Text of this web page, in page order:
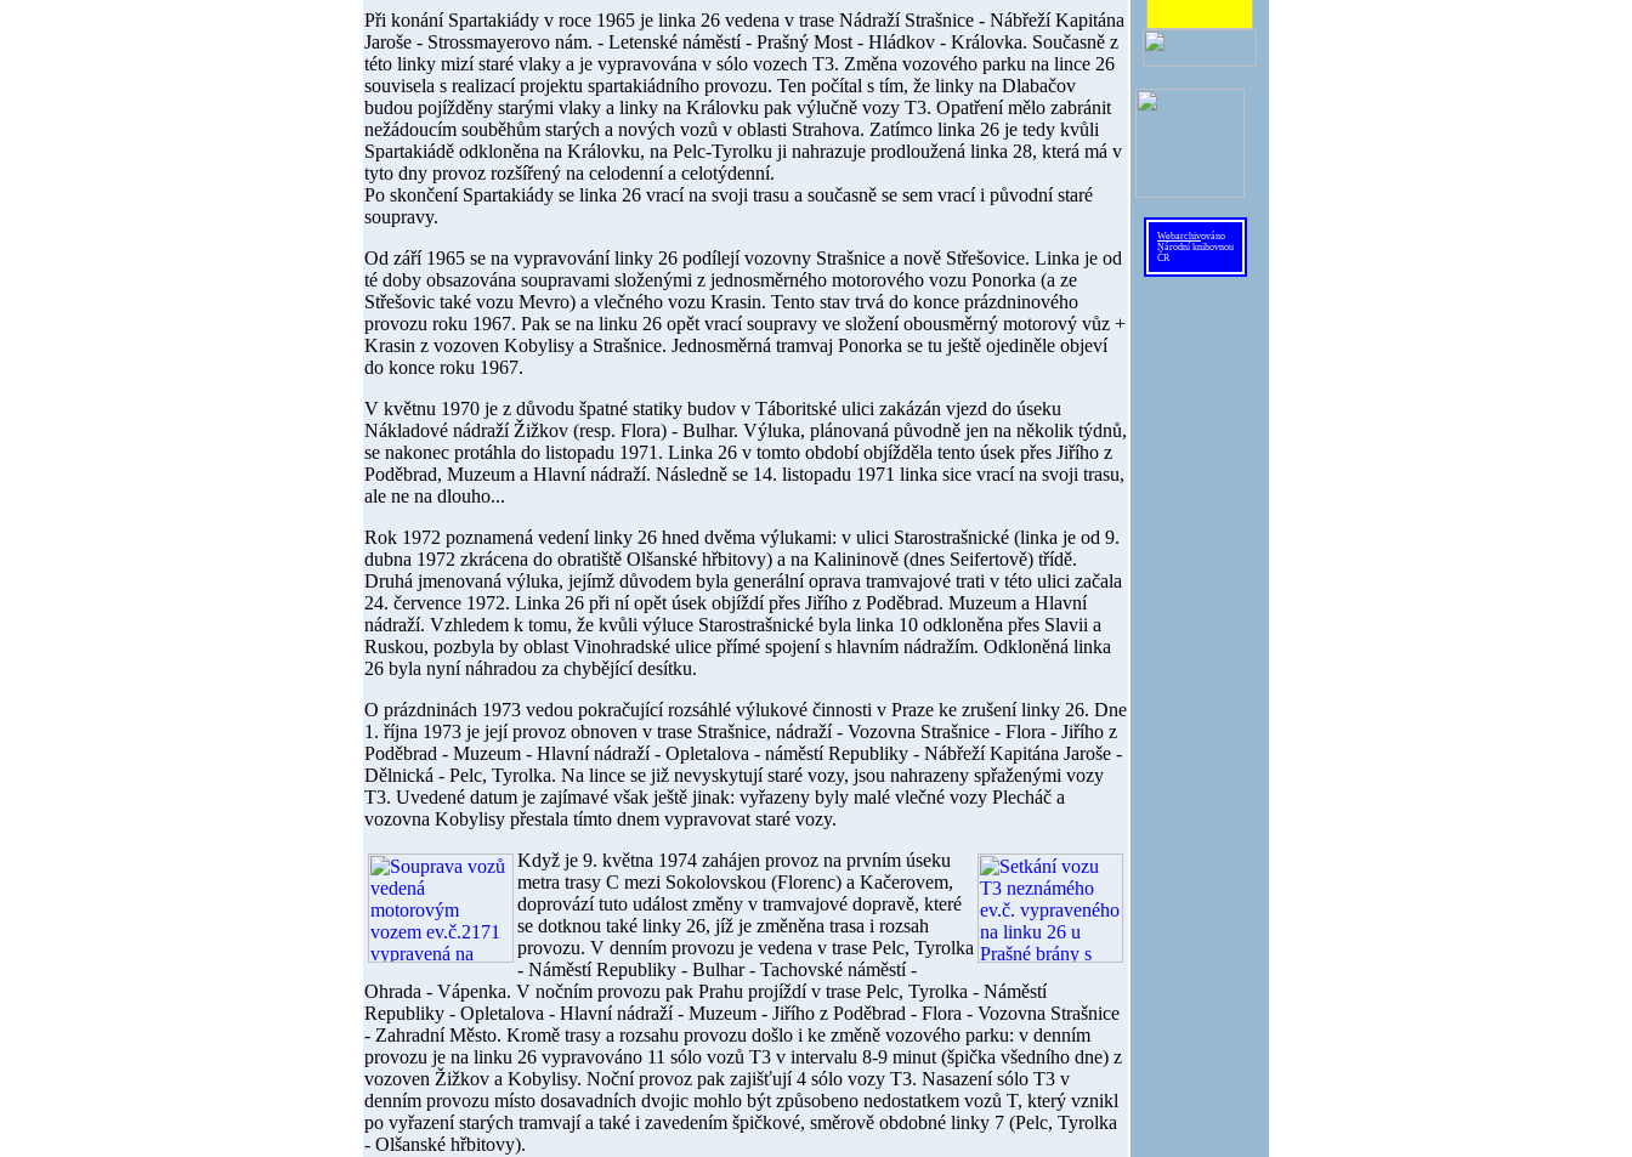
Webarchivováno
Národní knihovnou
ČR
Při konání Spartakiády v roce 1965 je linka 26 vedena v trase Nádraží Strašnice - Nábřeží Kapitána
Jaroše - Strossmayerovo nám. - Letenské náměstí - Prašný Most - Hládkov - Královka. Současně z
této linky mizí staré vlaky a je vypravována v sólo vozech T3. Změna vozového parku na lince 26
souvisela s realizací projektu spartakiádního provozu. Ten počítal s tím, že linky na Dlabačov
budou pojížděny starými vlaky a linky na Královku pak výlučně vozy T3. Opatření mělo zabránit
nežádoucím souběhům starých a nových vozů v oblasti Strahova. Zatímco linka 26 je tedy kvůli
Spartakiádě odkloněna na Královku, na Pelc-Tyrolku ji nahrazuje prodloužená linka 28, která má v
tyto dny provoz rozšířený na celodenní a celotýdenní.
Po skončení Spartakiády se linka 26 vrací na svoji trasu a současně se sem vrací i původní staré
soupravy.
Od září 1965 se na vypravování linky 26 podílejí vozovny Strašnice a nově Střešovice. Linka je od
té doby obsazována soupravami složenými z jednosměrného motorového vozu Ponorka (a ze
Střešovic také vozu Mevro) a vlečného vozu Krasin. Tento stav trvá do konce prázdninového
provozu roku 1967. Pak se na linku 26 opět vrací soupravy ve složení obousměrný motorový vůz +
Krasin z vozoven Kobylisy a Strašnice. Jednosměrná tramvaj Ponorka se tu ještě ojediněle objeví
do konce roku 1967.
V květnu 1970 je z důvodu špatné statiky budov v Táboritské ulici zakázán vjezd do úseku
Nákladové nádraží Žižkov (resp. Flora) - Bulhar. Výluka, plánovaná původně jen na několik týdnů,
se nakonec protáhla do listopadu 1971. Linka 26 v tomto období objížděla tento úsek přes Jiřího z
Poděbrad, Muzeum a Hlavní nádraží. Následně se 14. listopadu 1971 linka sice vrací na svoji trasu,
ale ne na dlouho...
Rok 1972 poznamená vedení linky 26 hned dvěma výlukami: v ulici Starostrašnické (linka je od 9.
dubna 1972 zkrácena do obratiště Olšanské hřbitovy) a na Kalininově (dnes Seifertově) třídě.
Druhá jmenovaná výluka, jejímž důvodem byla generální oprava tramvajové trati v této ulici začala
24. července 1972. Linka 26 při ní opět úsek objíždí přes Jiřího z Poděbrad. Muzeum a Hlavní
nádraží. Vzhledem k tomu, že kvůli výluce Starostrašnické byla linka 10 odkloněna přes Slavii a
Ruskou, pozbyla by oblast Vinohradské ulice přímé spojení s hlavním nádražím. Odkloněná linka
26 byla nyní náhradou za chybějící desítku.
O prázdninách 1973 vedou pokračující rozsáhlé výlukové činnosti v Praze ke zrušení linky 26. Dne
1. října 1973 je její provoz obnoven v trase Strašnice, nádraží - Vozovna Strašnice - Flora - Jiřího z
Poděbrad - Muzeum - Hlavní nádraží - Opletalova - náměstí Republiky - Nábřeží Kapitána Jaroše -
Dělnická - Pelc, Tyrolka. Na lince se již nevyskytují staré vozy, jsou nahrazeny spřaženými vozy
T3. Uvedené datum je zajímavé však ještě jinak: vyřazeny byly malé vlečné vozy Plecháč a
vozovna Kobylisy přestala tímto dnem vypravovat staré vozy.
Když je 9. května 1974 zahájen provoz na prvním úseku
metra trasy C mezi Sokolovskou (Florenc) a Kačerovem,
doprovází tuto událost změny v tramvajové dopravě, které
se dotknou také linky 26, jíž je změněna trasa i rozsah
provozu. V denním provozu je vedena v trase Pelc, Tyrolka
- Náměstí Republiky - Bulhar - Tachovské náměstí -
Ohrada - Vápenka. V nočním provozu pak Prahu projíždí v trase Pelc, Tyrolka - Náměstí
Republiky - Opletalova - Hlavní nádraží - Muzeum - Jiřího z Poděbrad - Flora - Vozovna Strašnice
- Zahradní Město. Kromě trasy a rozsahu provozu došlo i ke změně vozového parku: v denním
provozu je na linku 26 vypravováno 11 sólo vozů T3 v intervalu 8-9 minut (špička všedního dne) z
vozoven Žižkov a Kobylisy. Noční provoz pak zajišťují 4 sólo vozy T3. Nasazení sólo T3 v
denním provozu místo dosavadních dvojic mohlo být způsobeno nedostatkem vozů T, který vznikl
po vyřazení starých tramvají a také i zavedením špičkové, směrově obdobné linky 7 (Pelc, Tyrolka
- Olšanské hřbitovy).